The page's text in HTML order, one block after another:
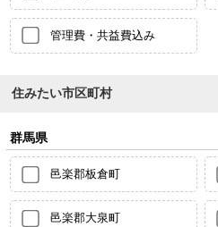
管理費・共益費込み
住みたい市区町村
群馬県
邑楽郡板倉町
邑楽郡大泉町